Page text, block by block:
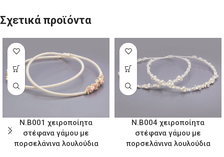
Σχετικά προϊόντα
Ν.Β001 χειροποίητα
στέφανα γάμου με
πορσελάνινα λουλούδια
Ν.Β004 χειροποίητα
στέφανα γάμου με
πορσελάνινα λουλούδια